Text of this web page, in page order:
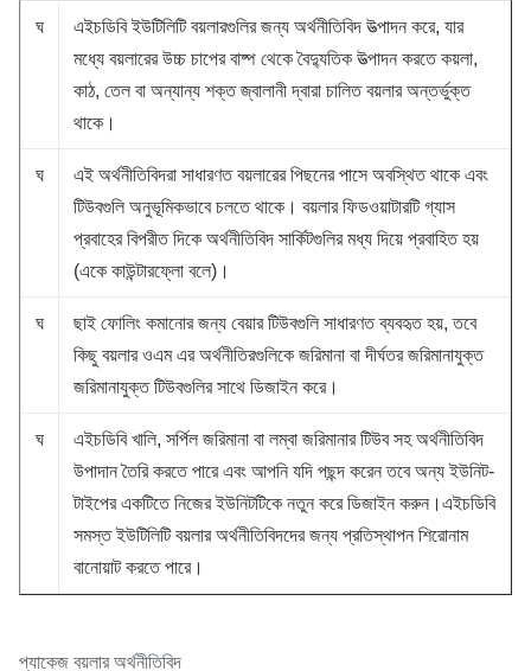
ঘ
এইচডিবি ইউটিলিটি বয়লারগুলির জন্য অর্থনীতিবিদ উত্পাদন করে, যার
মধ্যে বয়লারের উচ্চ চাপের বাষ্প থেকে বৈদ্যুতিক উত্পাদন করতে কয়লা,
কাঠ, তেল বা অন্যান্য শক্ত জ্বালানী দ্বারা চালিত বয়লার অন্তর্ভুক্ত
থাকে।
ঘ
এই অর্থনীতিবিদরা সাধারণত বয়লারের পিছনের পাসে অবস্থিত থাকে এবং
টিউবগুলি অনুভূমিকভাবে চলতে থাকে। বয়লার ফিডওয়াটারটি গ্যাস
প্রবাহের বিপরীত দিকে অর্থনীতিবিদ সার্কিটগুলির মধ্য দিয়ে প্রবাহিত হয়
(একে কাউন্টারফ্লো বলে)।
ঘ
ছাই ফোলিং কমানোর জন্য বেয়ার টিউবগুলি সাধারণত ব্যবহৃত হয়, তবে
কিছু বয়লার ওএম এর অর্থনীতিরগুলিকে জরিমানা বা দীর্ঘতর জরিমানাযুক্ত
জরিমানাযুক্ত টিউবগুলির সাথে ডিজাইন করে।
ঘ
এইচডিবি খালি, সর্পিল জরিমানা বা লম্বা জরিমানার টিউব সহ অর্থনীতিবিদ
উপাদান তৈরি করতে পারে এবং আপনি যদি পছন্দ করেন তবে অন্য ইউনিট-
টাইপের একটিতে নিজের ইউনিটটিকে নতুন করে ডিজাইন করুন।এইচডিবি
সমস্ত ইউটিলিটি বয়লার অর্থনীতিবিদদের জন্য প্রতিস্থাপন শিরোনাম
বানোয়াট করতে পারে।
প্যাকেজ বয়লার অর্থনীতিবিদ